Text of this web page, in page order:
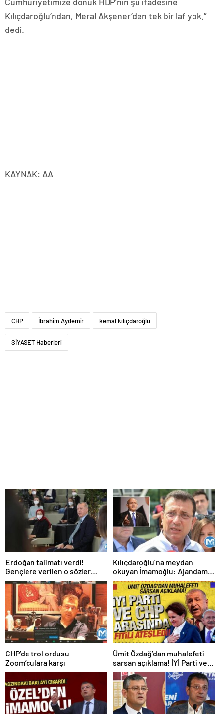
Kılıçdaroğlu’ndan, Meral Akşener’den tek bir laf yok.”
dedi.
KAYNAK: AA
CHP İbrahim Aydemir kemal kılıçdaroğlu
SİYASET Haberleri
Erdoğan talimatı verdi!
Gençlere verilen o sözler
tutuluyor
Kılıçdaroğlu’na meydan
okuyan İmamoğlu: Ajandamız
olacak ama belli bir günü yok
CHP’de trol ordusu
Zoom’culara karşı
Ümit Özdağ’dan muhalefeti
sarsan açıklama! İYİ Parti ve
CHP arasında fitili ateşledi!